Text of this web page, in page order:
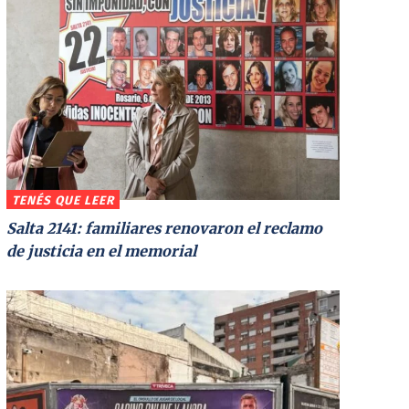
TENÉS QUE LEER
Salta 2141: familiares renovaron el reclamo
de justicia en el memorial